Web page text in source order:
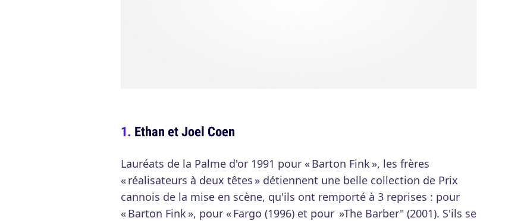
Ethan et Joel Coen
Lauréats de la Palme d'or 1991 pour « Barton Fink », les frères
« réalisateurs à deux têtes » détiennent une belle collection de Prix
cannois de la mise en scène, qu'ils ont remporté à 3 reprises : pour
« Barton Fink », pour « Fargo (1996) et pour »The Barber" (2001). S'ils se